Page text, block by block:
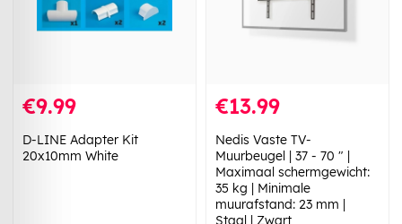
€9.99
D-LINE Adapter Kit
20x10mm White
€13.99
Nedis Vaste TV-
Muurbeugel | 37 - 70 " |
Maximaal schermgewicht:
35 kg | Minimale
muurafstand: 23 mm |
Staal | Zwart